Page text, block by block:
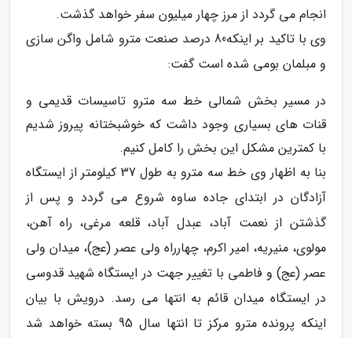
انجام می گردد از مرز چهار میلیون سفر خواهد گذشت.
وی با تاکید بر اینکه80 درصد صنعت مترو شامل واگن سازی
و مبلمان بومی شده است گفت:
در مسیر بخش شمالی خط سه مترو تاسیسات قدیمی و
قنات های بسیاری وجود داشت که خوشبختانه پیروز شدیم
با کمترین مشکل این بخش را کامل کنیم.
بنا به اظهار وی خط سه مترو به طول 37 کیلومتر از ایستگاه
آزادگان در ابتدای جاده ساوه شروع می گردد و پس از
گذشتن از نعمت آباد، عبدل آباد، قلعه مرغی، راه آهن،
مولوی، منیریه، امیر اکرم، چهارراه ولی عصر (عج)، میدان ولی
عصر (عج) و فاطمی با تغییر جهت در ایستگاه شهید قدوسی
در ایستگاه میدان قائم به انتها می رسد. درویش با بیان
اینکه پرونده مترو مرکز تا انتها سال 95 بسته خواهد شد